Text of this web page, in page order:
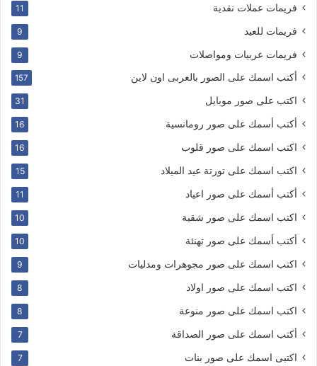
فريمات عملات نقدية 11
فريمات للعيد 9
فريمات عربيات ومواصلات 9
أكتب اسمك على الصور بالعربى اون لاين 157
اكتب على صور موبايل 31
أكتب أسمك على صور رومانسية 16
اكتب اسمك على صور قلوب 16
اكتب اسمك على تورتة عيد الميلاد 15
أكتب أسمك على صور اعياد 11
اكتب اسمك على صور شقية 10
أكتب أسمك على صور تهنئة 10
اكتب اسمك على صور مجوهرات ومدليات 9
اكتب اسمك على صور اولاد 8
اكتب اسمك على صور منوعة 8
أكتب اسمك على صور الصداقة 7
اكتبى اسمك على صور بنات 7